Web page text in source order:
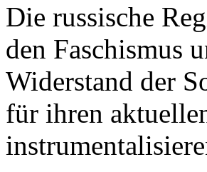
Die russische
den Faschismus
Widerstand der
für ihren